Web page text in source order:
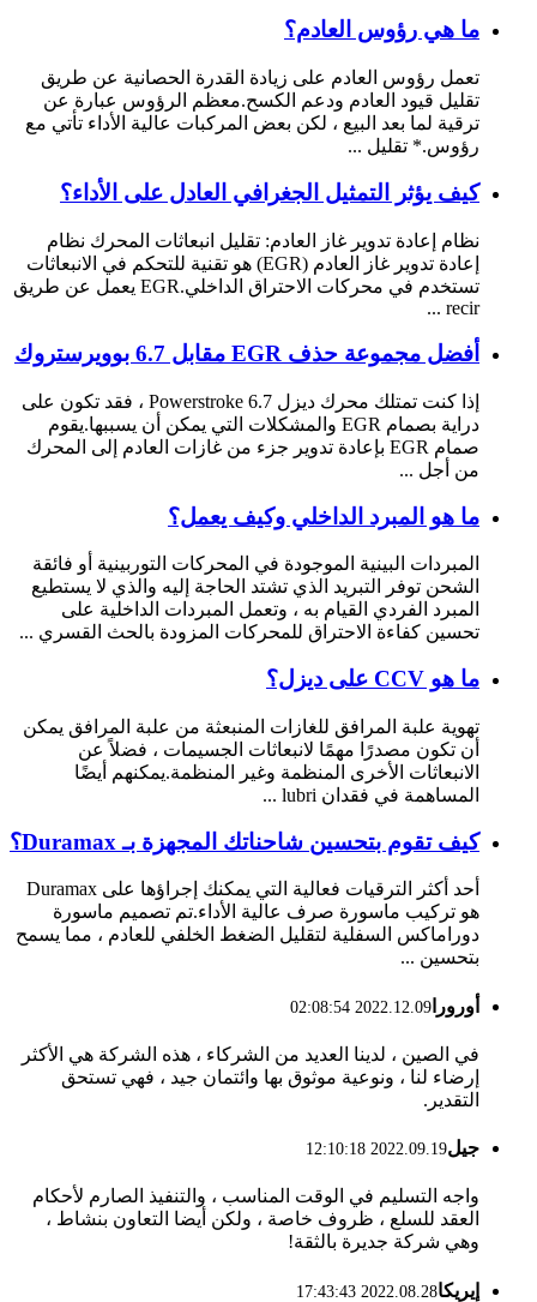
ما هي رؤوس العادم؟
تعمل رؤوس العادم على زيادة القدرة الحصانية عن طريق
تقليل قيود العادم ودعم الكسح.معظم الرؤوس عبارة عن
ترقية لما بعد البيع ، لكن بعض المركبات عالية الأداء تأتي مع
رؤوس.* تقليل ...
كيف يؤثر التمثيل الجغرافي العادل على الأداء؟
نظام إعادة تدوير غاز العادم: تقليل انبعاثات المحرك نظام
إعادة تدوير غاز العادم (EGR) هو تقنية للتحكم في الانبعاثات
تستخدم في محركات الاحتراق الداخلي.EGR يعمل عن طريق
recir ...
أفضل مجموعة حذف EGR مقابل 6.7 بوويرستروك
إذا كنت تمتلك محرك ديزل 6.7 Powerstroke ، فقد تكون على
دراية بصمام EGR والمشكلات التي يمكن أن يسببها.يقوم
صمام EGR بإعادة تدوير جزء من غازات العادم إلى المحرك
من أجل ...
ما هو المبرد الداخلي وكيف يعمل؟
المبردات البينية الموجودة في المحركات التوربينية أو فائقة
الشحن توفر التبريد الذي تشتد الحاجة إليه والذي لا يستطيع
المبرد الفردي القيام به ، وتعمل المبردات الداخلية على
تحسين كفاءة الاحتراق للمحركات المزودة بالحث القسري ...
ما هو CCV على ديزل؟
تهوية علبة المرافق للغازات المنبعثة من علبة المرافق يمكن
أن تكون مصدرًا مهمًا لانبعاثات الجسيمات ، فضلاً عن
الانبعاثات الأخرى المنظمة وغير المنظمة.يمكنهم أيضًا
المساهمة في فقدان lubri ...
كيف تقوم بتحسين شاحناتك المجهزة بـ Duramax؟
أحد أكثر الترقيات فعالية التي يمكنك إجراؤها على Duramax
هو تركيب ماسورة صرف عالية الأداء.تم تصميم ماسورة
دوراماكس السفلية لتقليل الضغط الخلفي للعادم ، مما يسمح
بتحسين ...
أورورا 2022.12.09 02:08:54
في الصين ، لدينا العديد من الشركاء ، هذه الشركة هي الأكثر
إرضاء لنا ، ونوعية موثوق بها وائتمان جيد ، فهي تستحق
التقدير.
جيل2022.09.19 12:10:18
واجه التسليم في الوقت المناسب ، والتنفيذ الصارم لأحكام
العقد للسلع ، ظروف خاصة ، ولكن أيضا التعاون بنشاط ،
وهي شركة جديرة بالثقة!
إيريكا2022.08.28 17:43:43